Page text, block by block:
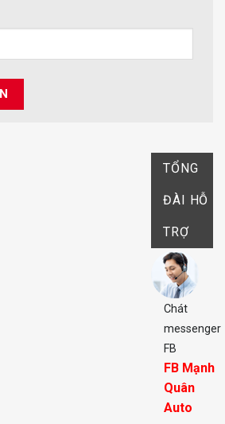
TỔNG
ĐÀI HỖ
TRỢ
Chát
messenger
FB
FB Mạnh
Quân
Auto